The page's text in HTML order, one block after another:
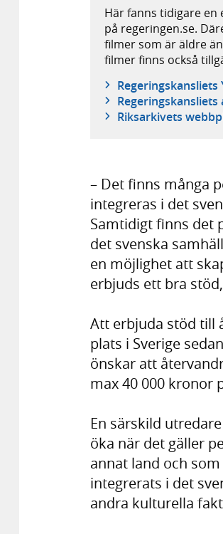
Här fanns tidigare en
på regeringen.se.
filmer som är äldre
filmer finns också
Regeringskansliets
Regeringskansliets
Riksarkivets
– Det finns många
integreras i det
Samtidigt finns det
det svenska
en möjlighet att
erbjuds ett bra
Att erbjuda stöd till
plats i Sverige
önskar att
max 40 000 kronor
En särskild
öka när det gäller
annat land och
integrerats i det
andra kulturella